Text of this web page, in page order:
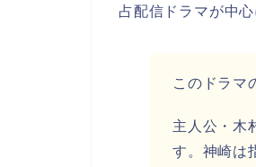
占配信ドラマが中
このドラマ
主人公・木
す。神崎は